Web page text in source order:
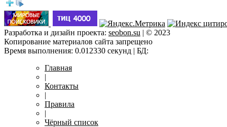
Разработка и дизайн проекта: seobon.su | © 2023
Копирование материалов сайта запрещено
Время выполнения: 0.012330 секунд | БД:
Главная
|
Контакты
|
Правила
|
Чёрный список